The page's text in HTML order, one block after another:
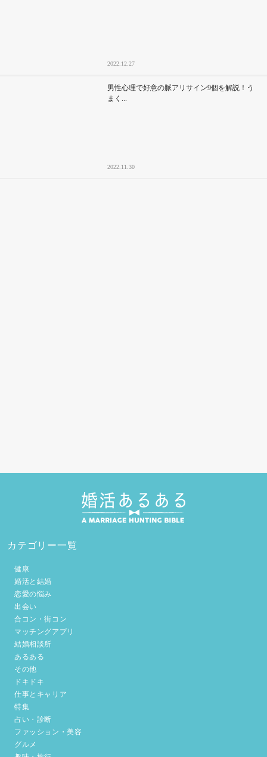
2022.12.27
男性心理で好意の脈アリサイン9個を解説！う
まく...
2022.11.30
カテゴリー一覧
健康
婚活と結婚
恋愛の悩み
出会い
合コン・街コン
マッチングアプリ
結婚相談所
あるある
その他
ドキドキ
仕事とキャリア
特集
占い・診断
ファッション・美容
グルメ